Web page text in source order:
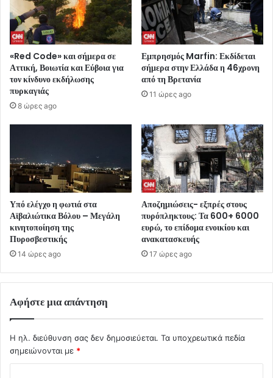
«Red Code» και σήμερα σε
Αττική, Βοιωτία και Εύβοια για
τον κίνδυνο εκδήλωσης
πυρκαγιάς
8 ώρες ago
Εμπρησμός Marfin: Εκδίδεται
σήμερα στην Ελλάδα η 46χρονη
από τη Βρετανία
11 ώρες ago
Υπό ελέγχο η φωτιά στα
Αϊβαλιώτικα Βόλου – Μεγάλη
κινητοποίηση της
Πυροσβεστικής
14 ώρες ago
Αποζημιώσεις- εξπρές στους
πυρόπληκτους: Τα 600+ 6000
ευρώ, το επίδομα ενοικίου και
ανακατασκευής
17 ώρες ago
Αφήστε μια απάντηση
Η ηλ. διεύθυνση σας δεν δημοσιεύεται. Τα υποχρεωτικά πεδία
σημειώνονται με *